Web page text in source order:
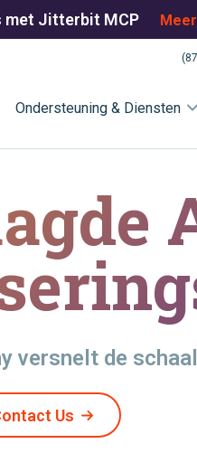
Ondersteuning & Diensten
met Jitterbit MCP
versnelt de
Us